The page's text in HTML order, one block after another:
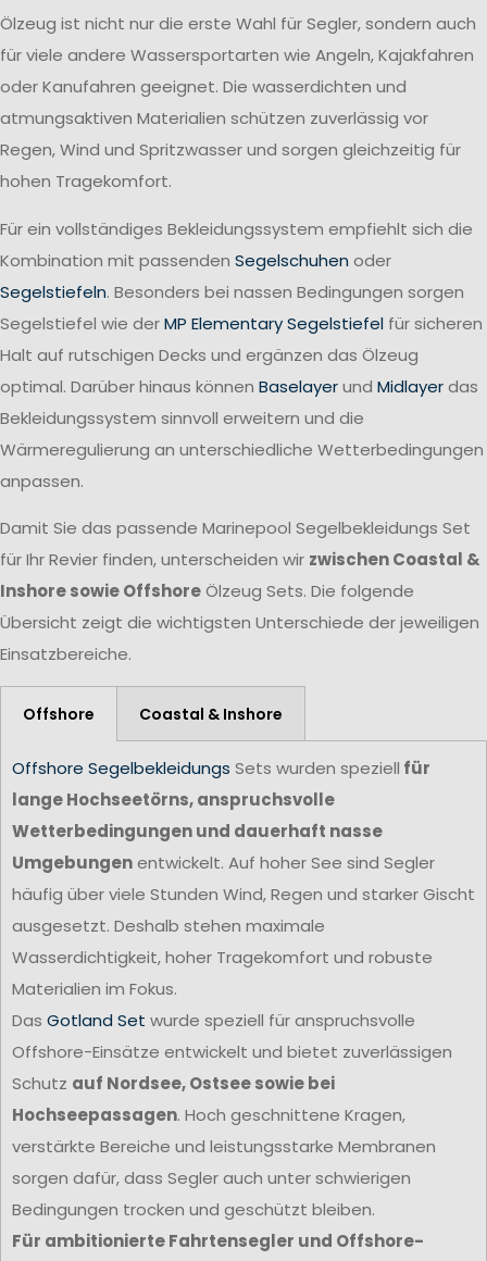
Ölzeug ist nicht nur die erste Wahl für Segler, sondern auch
für viele andere Wassersportarten wie Angeln, Kajakfahren
oder Kanufahren geeignet. Die wasserdichten und
atmungsaktiven Materialien schützen zuverlässig vor
Regen, Wind und Spritzwasser und sorgen gleichzeitig für
hohen Tragekomfort.
Für ein vollständiges Bekleidungssystem empfiehlt sich die
Kombination mit passenden Segelschuhen oder
Segelstiefeln. Besonders bei nassen Bedingungen sorgen
Segelstiefel wie derMP Elementary Segelstiefel für sicheren
Halt auf rutschigen Decks und ergänzen das Ölzeug
optimal. Darüber hinaus können Baselayerund Midlayerdas
Bekleidungssystem sinnvoll erweitern und die
Wärmeregulierung an unterschiedliche Wetterbedingungen
anpassen.
Damit Sie das passende Marinepool Segelbekleidungs Set
für Ihr Revier finden, unterscheiden wir zwischen Coastal &
Inshore sowie OffshoreÖlzeug Sets. Die folgende
Übersicht zeigt die wichtigsten Unterschiede der jeweiligen
Einsatzbereiche.
Offshore Coastal & Inshore
Offshore Segelbekleidungs Sets wurden speziell für
lange Hochseetörns, anspruchsvolle
Wetterbedingungen und dauerhaft nasse
Umgebungenentwickelt. Auf hoher See sind Segler
häufig über viele Stunden Wind, Regen und starker Gischt
ausgesetzt. Deshalb stehen maximale
Wasserdichtigkeit, hoher Tragekomfort und robuste
Materialien im Fokus.
Das Gotland Set wurde speziell für anspruchsvolle
Offshore-Einsätze entwickelt und bietet zuverlässigen
Schutz auf Nordsee, Ostsee sowie bei
Hochseepassagen. Hoch geschnittene Kragen,
verstärkte Bereiche und leistungsstarke Membranen
sorgen dafür, dass Segler auch unter schwierigen
Bedingungen trocken und geschützt bleiben.
Für ambitionierte Fahrtensegler und Offshore-